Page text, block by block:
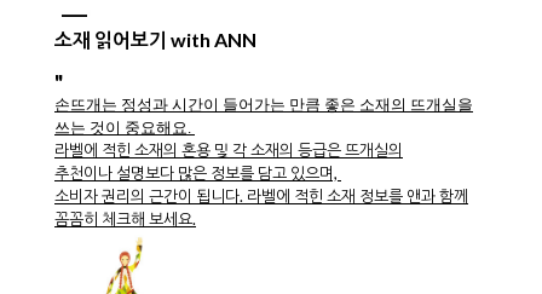
소재 읽어보기 with ANN
"
손뜨개는 정성과 시간이 들어가는 만큼 좋은 소재의 뜨개실을
쓰는 것이 중요해요.
라벨에 적힌 소재의 혼용 및 각 소재의 등급은 뜨개실의
추천이나 설명보다 많은 정보를 담고 있으며,
소비자 권리의 근간이 됩니다. 라벨에 적힌 소재 정보를 앤과 함께
꼼꼼히 체크해 보세요.